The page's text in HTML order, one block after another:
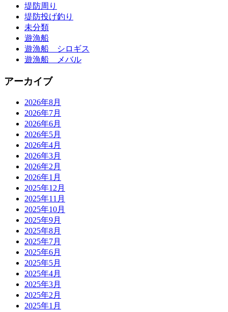
堤防周り
堤防投げ釣り
未分類
遊漁船
遊漁船 シロギス
遊漁船 メバル
アーカイブ
2026年8月
2026年7月
2026年6月
2026年5月
2026年4月
2026年3月
2026年2月
2026年1月
2025年12月
2025年11月
2025年10月
2025年9月
2025年8月
2025年7月
2025年6月
2025年5月
2025年4月
2025年3月
2025年2月
2025年1月